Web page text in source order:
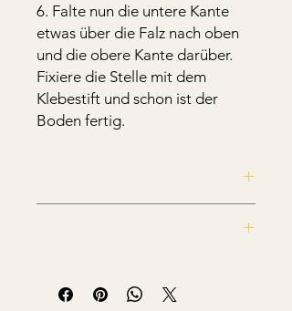
6. Falte nun die untere Kante
etwas über die Falz nach oben
und die obere Kante darüber.
Fixiere die Stelle mit dem
Klebestift und schon ist der
Boden fertig.
Querformat zum selber ausdrucken.
Die kommerzielle Nutzung,